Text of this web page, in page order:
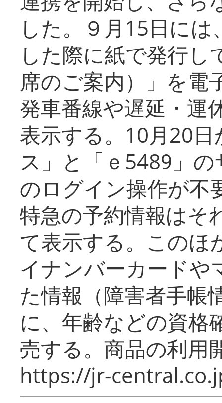
した。９月15日に
した際に紙で発行し
席のご案内）」を電
発車番線や遅延・運
表示する。10月20
ス」と「ｅ5489」
のログイン操作が不
特急の予約情報はそ
て表示する。このほ
イナンバーカードや
た情報（障害者手帳
に、年齢などの資格
売する。商品の利用
https://jr-